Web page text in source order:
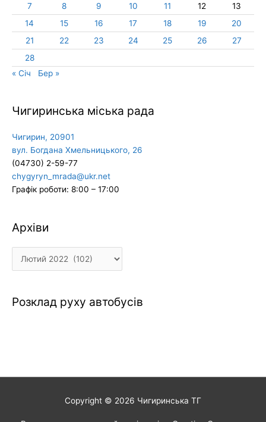
7
8 9 10 11 12
13
14
15 16 17 18 19
20
21
22 23 24 25 26
27
28
« Січ
Бер »
Чигиринська міська рада
Чигирин, 20901
вул. Богдана Хмельницького, 26
(04730) 2-59-77
chygyryn_mrada@ukr.net
Графік роботи: 8:00 – 17:00
Архіви
Архіви
Розклад руху автобусів
Copyright © 2026 Чигиринська ТГ